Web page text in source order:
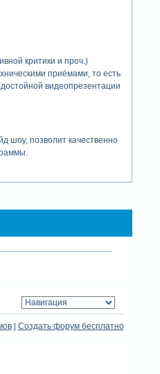
критики и проч.)
приёмами, то есть
видеопрезентации
шоу, позволит качественно
| Создать форум бесплатно